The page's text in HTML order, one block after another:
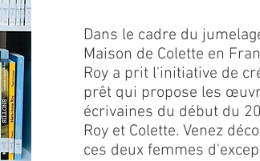
Dans le cadre du
Maison de Colette en
Roy a prit l'initiative de
prêt qui propose les
écrivaines du début du
Roy et Colette. Venez
ces deux femmes